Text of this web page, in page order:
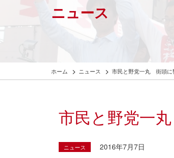
ニュース
ホーム ニュース 市民と野党一丸 街頭に
市民と野党一
ニュース 2016年7月7日